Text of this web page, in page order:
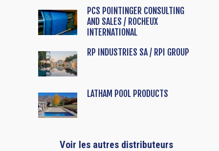
PCS POINTINGER CONSULTING
AND SALES / ROCHEUX
INTERNATIONAL
RP INDUSTRIES SA / RPI GROUP
LATHAM POOL PRODUCTS
Voir les autres distributeurs